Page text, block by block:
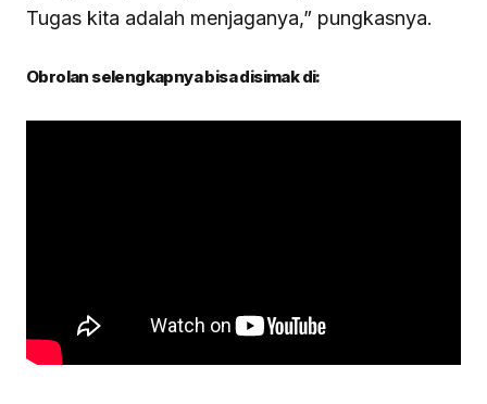
Tugas kita adalah menjaganya,” pungkasnya.
Obrolan selengkapnya bisa disimak di: